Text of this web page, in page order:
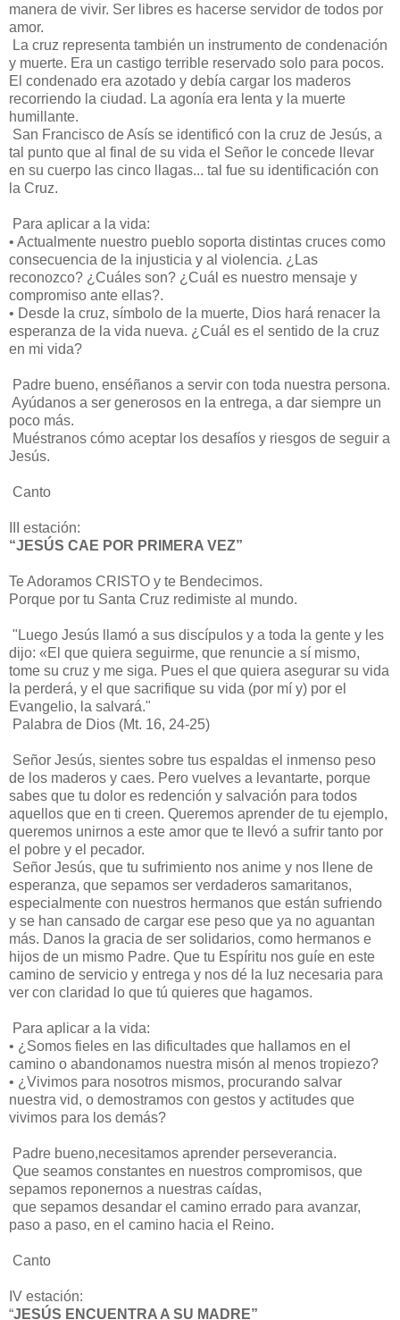
manera de vivir. Ser libres es hacerse servidor de todos por
amor.
La cruz representa también un instrumento de condenación
y muerte. Era un castigo terrible reservado solo para pocos.
El condenado era azotado y debía cargar los maderos
recorriendo la ciudad. La agonía era lenta y la muerte
humillante.
San Francisco de Asís se identificó con la cruz de Jesús, a
tal punto que al final de su vida el Señor le concede llevar
en su cuerpo las cinco llagas... tal fue su identificación con
la Cruz.
Para aplicar a la vida:
• Actualmente nuestro pueblo soporta distintas cruces como
consecuencia de la injusticia y al violencia. ¿Las
reconozco? ¿Cuáles son? ¿Cuál es nuestro mensaje y
compromiso ante ellas?.
• Desde la cruz, símbolo de la muerte, Dios hará renacer la
esperanza de la vida nueva. ¿Cuál es el sentido de la cruz
en mi vida?
Padre bueno, enséñanos a servir con toda nuestra persona.
Ayúdanos a ser generosos en la entrega, a dar siempre un
poco más.
Muéstranos cómo aceptar los desafíos y riesgos de seguir a
Jesús.
Canto
III estación:
“JESÚS CAE POR PRIMERA VEZ”
Te Adoramos CRISTO y te Bendecimos.
Porque por tu Santa Cruz redimiste al mundo.
"Luego Jesús llamó a sus discípulos y a toda la gente y les
dijo: «El que quiera seguirme, que renuncie a sí mismo,
tome su cruz y me siga. Pues el que quiera asegurar su vida
la perderá, y el que sacrifique su vida (por mí y) por el
Evangelio, la salvará."
Palabra de Dios (Mt. 16, 24-25)
Señor Jesús, sientes sobre tus espaldas el inmenso peso
de los maderos y caes. Pero vuelves a levantarte, porque
sabes que tu dolor es redención y salvación para todos
aquellos que en ti creen. Queremos aprender de tu ejemplo,
queremos unirnos a este amor que te llevó a sufrir tanto por
el pobre y el pecador.
Señor Jesús, que tu sufrimiento nos anime y nos llene de
esperanza, que sepamos ser verdaderos samaritanos,
especialmente con nuestros hermanos que están sufriendo
y se han cansado de cargar ese peso que ya no aguantan
más. Danos la gracia de ser solidarios, como hermanos e
hijos de un mismo Padre. Que tu Espíritu nos guíe en este
camino de servicio y entrega y nos dé la luz necesaria para
ver con claridad lo que tú quieres que hagamos.
Para aplicar a la vida:
• ¿Somos fieles en las dificultades que hallamos en el
camino o abandonamos nuestra misón al menos tropiezo?
• ¿Vivimos para nosotros mismos, procurando salvar
nuestra vid, o demostramos con gestos y actitudes que
vivimos para los demás?
Padre bueno,necesitamos aprender perseverancia.
Que seamos constantes en nuestros compromisos, que
sepamos reponernos a nuestras caídas,
que sepamos desandar el camino errado para avanzar,
paso a paso, en el camino hacia el Reino.
Canto
IV estación:
“JESÚS ENCUENTRA A SU MADRE”